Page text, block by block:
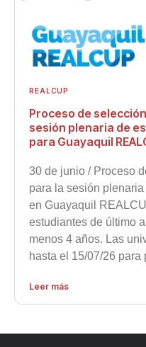
REALCUP
Proceso de
sesión plenaria de
para Guayaquil
30 de junio / Proceso
para la sesión
en Guayaquil
estudiantes de último
menos 4 años. Las
hasta el 15/07/26 para
Leer más